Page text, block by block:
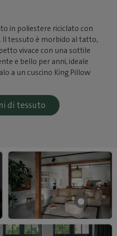
in poliestere riciclato con
Il tessuto è morbido al tatto,
vivace con una sottile
e bello per anni, ideale
a un cuscino King Pillow
di tessuto